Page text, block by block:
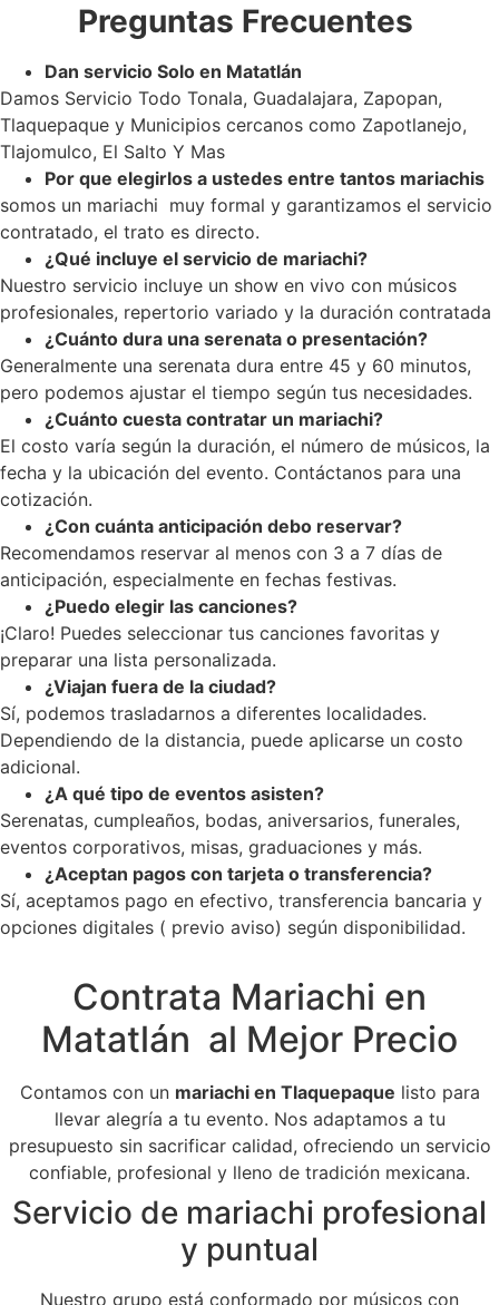
Preguntas Frecuentes
Dan servicio Solo en Matatlán
Damos Servicio Todo Tonala, Guadalajara, Zapopan,
Tlaquepaque y Municipios cercanos como Zapotlanejo,
Tlajomulco, El Salto Y Mas
Por que elegirlos a ustedes entre tantos mariachis
somos un mariachi muy formal y garantizamos el servicio
contratado, el trato es directo.
¿Qué incluye el servicio de mariachi?
Nuestro servicio incluye un show en vivo con músicos
profesionales, repertorio variado y la duración contratada
¿Cuánto dura una serenata o presentación?
Generalmente una serenata dura entre 45 y 60 minutos,
pero podemos ajustar el tiempo según tus necesidades.
¿Cuánto cuesta contratar un mariachi?
El costo varía según la duración, el número de músicos, la
fecha y la ubicación del evento. Contáctanos para una
cotización.
¿Con cuánta anticipación debo reservar?
Recomendamos reservar al menos con 3 a 7 días de
anticipación, especialmente en fechas festivas.
¿Puedo elegir las canciones?
¡Claro! Puedes seleccionar tus canciones favoritas y
preparar una lista personalizada.
¿Viajan fuera de la ciudad?
Sí, podemos trasladarnos a diferentes localidades.
Dependiendo de la distancia, puede aplicarse un costo
adicional.
¿A qué tipo de eventos asisten?
Serenatas, cumpleaños, bodas, aniversarios, funerales,
eventos corporativos, misas, graduaciones y más.
¿Aceptan pagos con tarjeta o transferencia?
Sí, aceptamos pago en efectivo, transferencia bancaria y
opciones digitales ( previo aviso) según disponibilidad.
Contrata Mariachi en
Matatlán al Mejor Precio
Contamos con un mariachi en Tlaquepaque listo para
llevar alegría a tu evento. Nos adaptamos a tu
presupuesto sin sacrificar calidad, ofreciendo un servicio
confiable, profesional y lleno de tradición mexicana.
Servicio de mariachi profesional
y puntual
Nuestro grupo está conformado por músicos con